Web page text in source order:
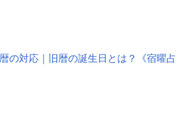
の対応｜旧暦の誕生日とは？《宿曜占